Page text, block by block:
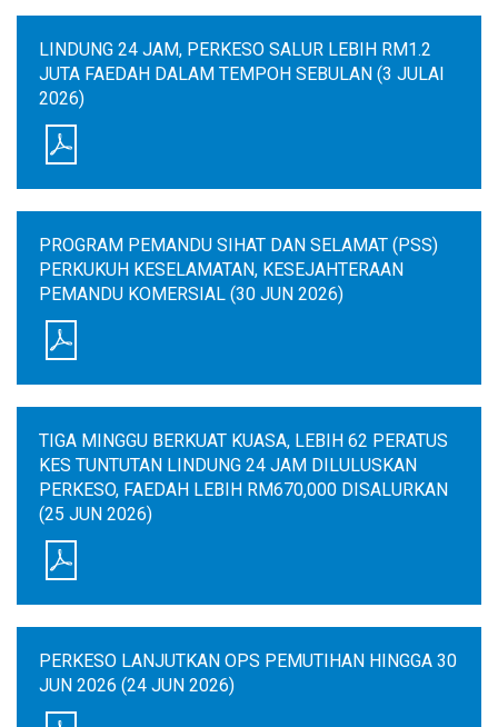
LINDUNG 24 JAM, PERKESO SALUR LEBIH RM1.2
JUTA FAEDAH DALAM TEMPOH SEBULAN (3 JULAI
2026)
PROGRAM PEMANDU SIHAT DAN SELAMAT (PSS)
PERKUKUH KESELAMATAN, KESEJAHTERAAN
PEMANDU KOMERSIAL (30 JUN 2026)
TIGA MINGGU BERKUAT KUASA, LEBIH 62 PERATUS
KES TUNTUTAN LINDUNG 24 JAM DILULUSKAN
PERKESO, FAEDAH LEBIH RM670,000 DISALURKAN
(25 JUN 2026)
PERKESO LANJUTKAN OPS PEMUTIHAN HINGGA 30
JUN 2026 (24 JUN 2026)